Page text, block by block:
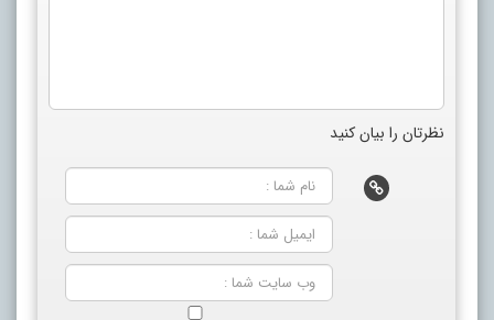
نظرتان را بیان کنید